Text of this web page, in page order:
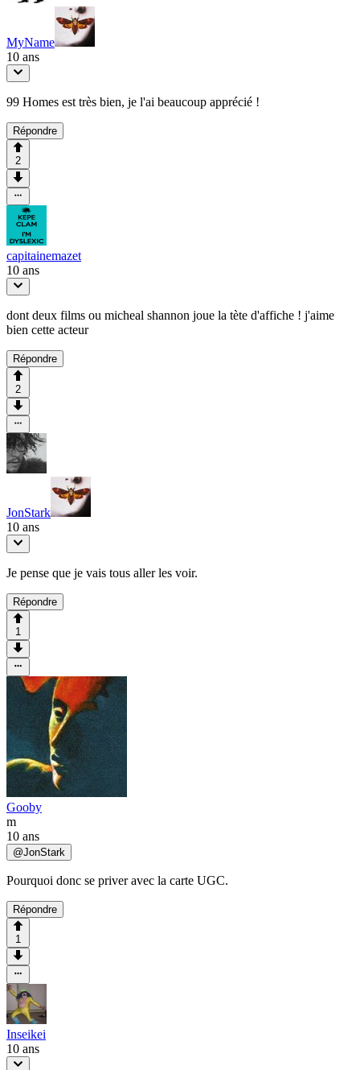
MyName
10 ans
99 Homes est très bien, je l'ai beaucoup apprécié !
Répondre
2
capitainemazet
10 ans
dont deux films ou micheal shannon joue la tète d'affiche ! j'aime
bien cette acteur
Répondre
2
JonStark
10 ans
Je pense que je vais tous aller les voir.
Répondre
1
Gooby
m
10 ans
@JonStark
Pourquoi donc se priver avec la carte UGC.
Répondre
1
Inseikei
10 ans